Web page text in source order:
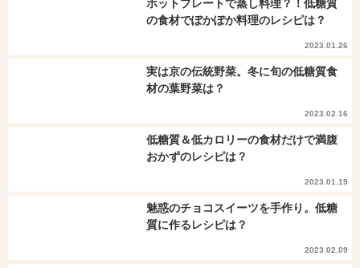
ホットプレートで蒸し料理？！低糖質
の食材でぽかぽか料理のレシピは？
2023.01.26
実は京の伝統野菜。冬に旬の低糖質食
材の葉野菜は？
2023.02.16
低糖質＆低カロリーの食材だけで満腹
おかずのレシピは？
2023.01.19
魅惑のチョコスイーツを手作り。低糖
質に作るレシピは？
2023.02.09